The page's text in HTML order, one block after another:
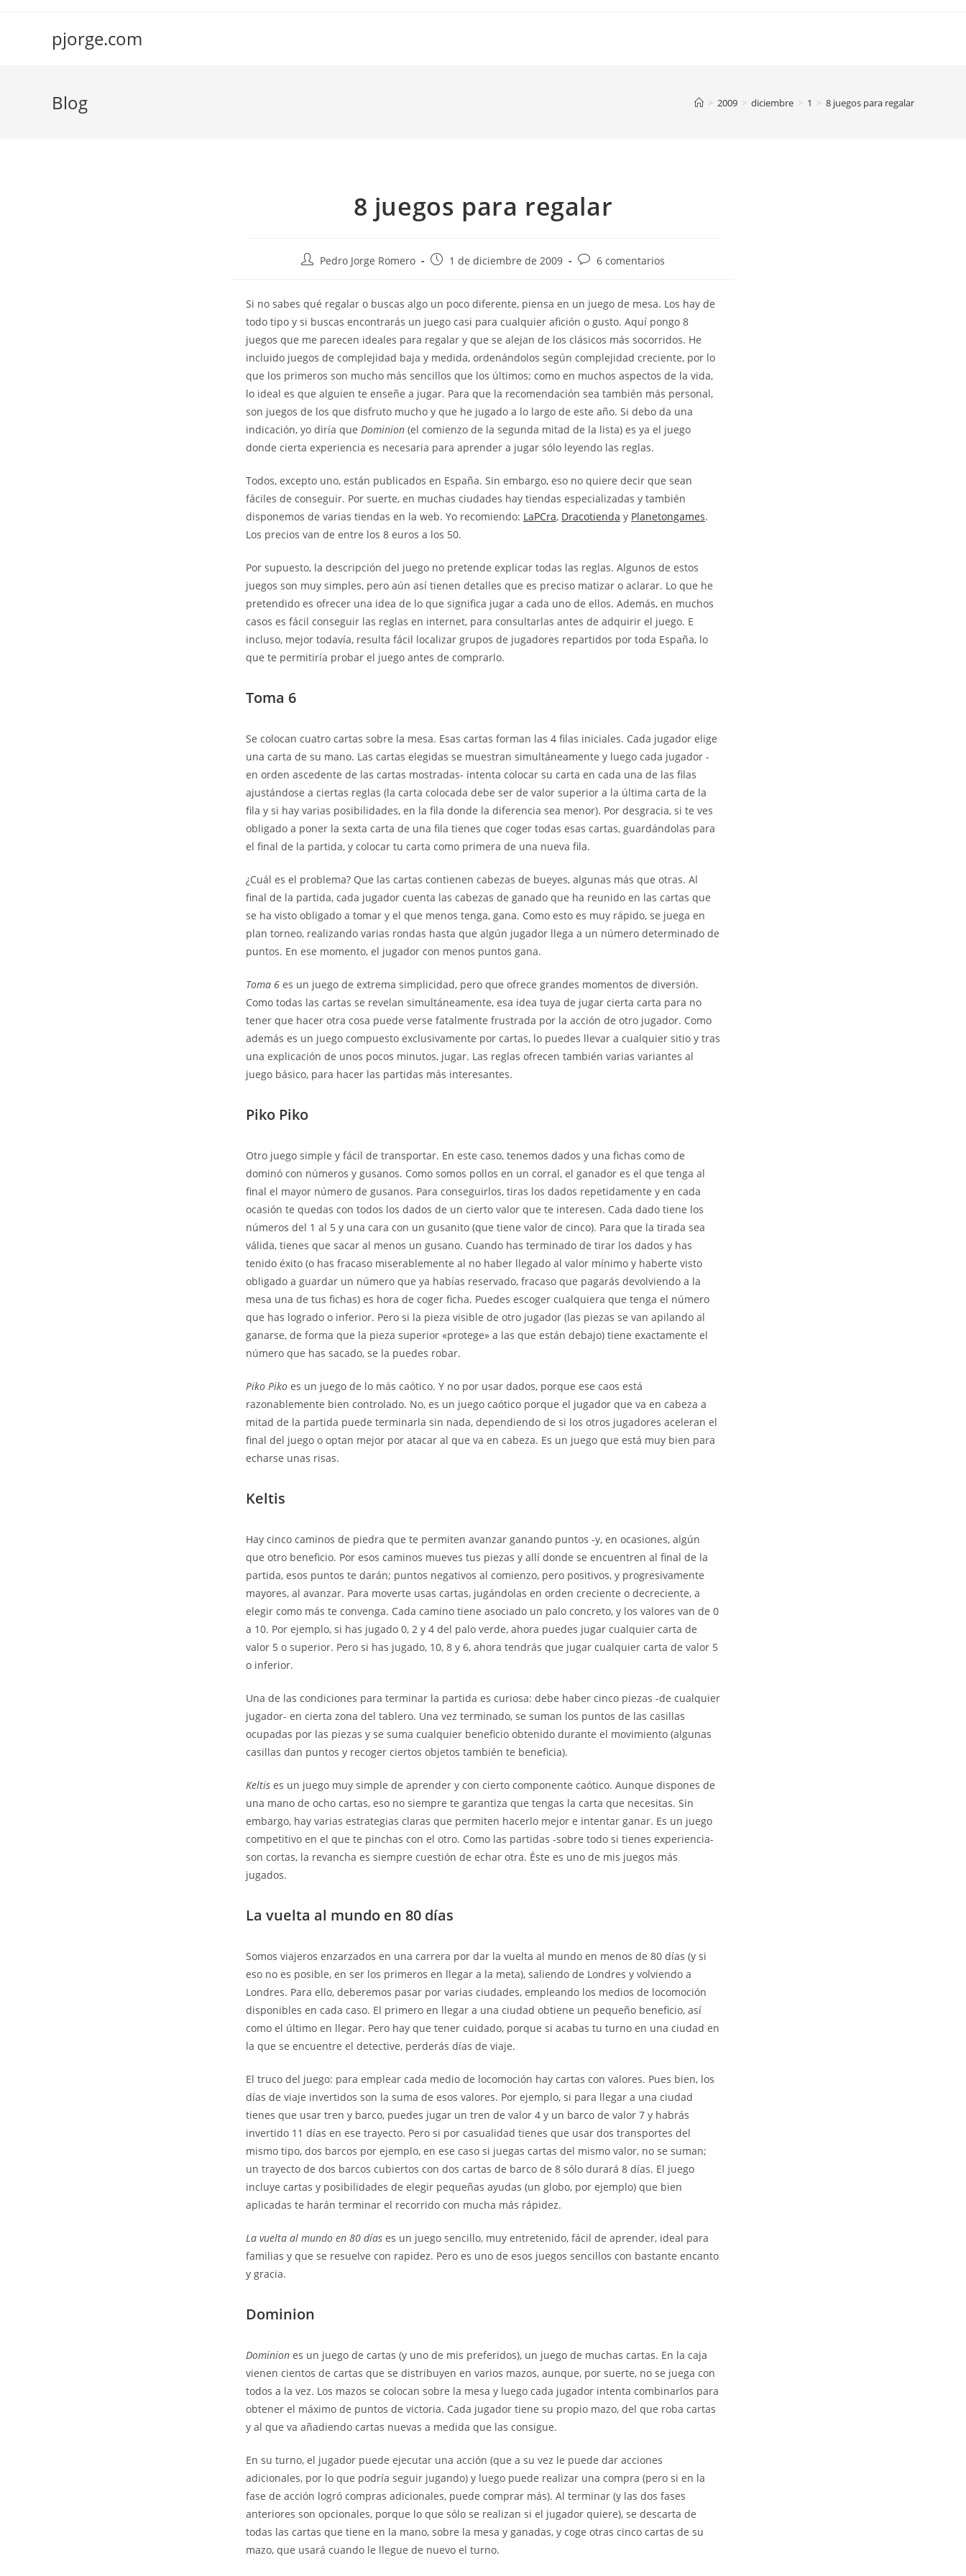
pjorge.com
Blog > 2009 > diciembre > 1 > 8 juegos para regalar
8 juegos para regalar
Autor
entrada:
Pedro Jorge Romero
Publicación
entrada:
1 de diciembre de 2009
Comentarios
entrada:
6 comentarios
Si no sabes qué regalar o buscas algo un poco diferente, piensa en un juego de mesa. Los hay de
todo tipo y si buscas encontrarás un juego casi para cualquier afición o gusto. Aquí pongo 8
juegos que me parecen ideales para regalar y que se alejan de los clásicos más socorridos. He
incluido juegos de complejidad baja y medida, ordenándolos según complejidad creciente, por lo
que los primeros son mucho más sencillos que los últimos; como en muchos aspectos de la vida,
lo ideal es que alguien te enseñe a jugar. Para que la recomendación sea también más personal,
son juegos de los que disfruto mucho y que he jugado a lo largo de este año. Si debo da una
indicación, yo diría que Dominion (el comienzo de la segunda mitad de la lista) es ya el juego
donde cierta experiencia es necesaria para aprender a jugar sólo leyendo las reglas.
Todos, excepto uno, están publicados en España. Sin embargo, eso no quiere decir que sean
fáciles de conseguir. Por suerte, en muchas ciudades hay tiendas especializadas y también
disponemos de varias tiendas en la web. Yo recomiendo: LaPCra, Dracotienda y Planetongames.
Los precios van de entre los 8 euros a los 50.
Por supuesto, la descripción del juego no pretende explicar todas las reglas. Algunos de estos
juegos son muy simples, pero aún así tienen detalles que es preciso matizar o aclarar. Lo que he
pretendido es ofrecer una idea de lo que significa jugar a cada uno de ellos. Además, en muchos
casos es fácil conseguir las reglas en internet, para consultarlas antes de adquirir el juego. E
incluso, mejor todavía, resulta fácil localizar grupos de jugadores repartidos por toda España, lo
que te permitiría probar el juego antes de comprarlo.
Toma 6
Se colocan cuatro cartas sobre la mesa. Esas cartas forman las 4 filas iniciales. Cada jugador elige
una carta de su mano. Las cartas elegidas se muestran simultáneamente y luego cada jugador -
en orden ascedente de las cartas mostradas- intenta colocar su carta en cada una de las filas
ajustándose a ciertas reglas (la carta colocada debe ser de valor superior a la última carta de la
fila y si hay varias posibilidades, en la fila donde la diferencia sea menor). Por desgracia, si te ves
obligado a poner la sexta carta de una fila tienes que coger todas esas cartas, guardándolas para
el final de la partida, y colocar tu carta como primera de una nueva fila.
¿Cuál es el problema? Que las cartas contienen cabezas de bueyes, algunas más que otras. Al
final de la partida, cada jugador cuenta las cabezas de ganado que ha reunido en las cartas que
se ha visto obligado a tomar y el que menos tenga, gana. Como esto es muy rápido, se juega en
plan torneo, realizando varias rondas hasta que algún jugador llega a un número determinado de
puntos. En ese momento, el jugador con menos puntos gana.
Toma 6 es un juego de extrema simplicidad, pero que ofrece grandes momentos de diversión.
Como todas las cartas se revelan simultáneamente, esa idea tuya de jugar cierta carta para no
tener que hacer otra cosa puede verse fatalmente frustrada por la acción de otro jugador. Como
además es un juego compuesto exclusivamente por cartas, lo puedes llevar a cualquier sitio y tras
una explicación de unos pocos minutos, jugar. Las reglas ofrecen también varias variantes al
juego básico, para hacer las partidas más interesantes.
Piko Piko
Otro juego simple y fácil de transportar. En este caso, tenemos dados y una fichas como de
dominó con números y gusanos. Como somos pollos en un corral, el ganador es el que tenga al
final el mayor número de gusanos. Para conseguirlos, tiras los dados repetidamente y en cada
ocasión te quedas con todos los dados de un cierto valor que te interesen. Cada dado tiene los
números del 1 al 5 y una cara con un gusanito (que tiene valor de cinco). Para que la tirada sea
válida, tienes que sacar al menos un gusano. Cuando has terminado de tirar los dados y has
tenido éxito (o has fracaso miserablemente al no haber llegado al valor mínimo y haberte visto
obligado a guardar un número que ya habías reservado, fracaso que pagarás devolviendo a la
mesa una de tus fichas) es hora de coger ficha. Puedes escoger cualquiera que tenga el número
que has logrado o inferior. Pero si la pieza visible de otro jugador (las piezas se van apilando al
ganarse, de forma que la pieza superior «protege» a las que están debajo) tiene exactamente el
número que has sacado, se la puedes robar.
Piko Piko es un juego de lo más caótico. Y no por usar dados, porque ese caos está
razonablemente bien controlado. No, es un juego caótico porque el jugador que va en cabeza a
mitad de la partida puede terminarla sin nada, dependiendo de si los otros jugadores aceleran el
final del juego o optan mejor por atacar al que va en cabeza. Es un juego que está muy bien para
echarse unas risas.
Keltis
Hay cinco caminos de piedra que te permiten avanzar ganando puntos -y, en ocasiones, algún
que otro beneficio. Por esos caminos mueves tus piezas y allí donde se encuentren al final de la
partida, esos puntos te darán; puntos negativos al comienzo, pero positivos, y progresivamente
mayores, al avanzar. Para moverte usas cartas, jugándolas en orden creciente o decreciente, a
elegir como más te convenga. Cada camino tiene asociado un palo concreto, y los valores van de 0
a 10. Por ejemplo, si has jugado 0, 2 y 4 del palo verde, ahora puedes jugar cualquier carta de
valor 5 o superior. Pero si has jugado, 10, 8 y 6, ahora tendrás que jugar cualquier carta de valor 5
o inferior.
Una de las condiciones para terminar la partida es curiosa: debe haber cinco piezas -de cualquier
jugador- en cierta zona del tablero. Una vez terminado, se suman los puntos de las casillas
ocupadas por las piezas y se suma cualquier beneficio obtenido durante el movimiento (algunas
casillas dan puntos y recoger ciertos objetos también te beneficia).
Keltis es un juego muy simple de aprender y con cierto componente caótico. Aunque dispones de
una mano de ocho cartas, eso no siempre te garantiza que tengas la carta que necesitas. Sin
embargo, hay varias estrategias claras que permiten hacerlo mejor e intentar ganar. Es un juego
competitivo en el que te pinchas con el otro. Como las partidas -sobre todo si tienes experiencia-
son cortas, la revancha es siempre cuestión de echar otra. Éste es uno de mis juegos más
jugados.
La vuelta al mundo en 80 días
Somos viajeros enzarzados en una carrera por dar la vuelta al mundo en menos de 80 días (y si
eso no es posible, en ser los primeros en llegar a la meta), saliendo de Londres y volviendo a
Londres. Para ello, deberemos pasar por varias ciudades, empleando los medios de locomoción
disponibles en cada caso. El primero en llegar a una ciudad obtiene un pequeño beneficio, así
como el último en llegar. Pero hay que tener cuidado, porque si acabas tu turno en una ciudad en
la que se encuentre el detective, perderás días de viaje.
El truco del juego: para emplear cada medio de locomoción hay cartas con valores. Pues bien, los
días de viaje invertidos son la suma de esos valores. Por ejemplo, si para llegar a una ciudad
tienes que usar tren y barco, puedes jugar un tren de valor 4 y un barco de valor 7 y habrás
invertido 11 días en ese trayecto. Pero si por casualidad tienes que usar dos transportes del
mismo tipo, dos barcos por ejemplo, en ese caso si juegas cartas del mismo valor, no se suman;
un trayecto de dos barcos cubiertos con dos cartas de barco de 8 sólo durará 8 días. El juego
incluye cartas y posibilidades de elegir pequeñas ayudas (un globo, por ejemplo) que bien
aplicadas te harán terminar el recorrido con mucha más rápidez.
La vuelta al mundo en 80 días es un juego sencillo, muy entretenido, fácil de aprender, ideal para
familias y que se resuelve con rapidez. Pero es uno de esos juegos sencillos con bastante encanto
y gracia.
Dominion
Dominion es un juego de cartas (y uno de mis preferidos), un juego de muchas cartas. En la caja
vienen cientos de cartas que se distribuyen en varios mazos, aunque, por suerte, no se juega con
todos a la vez. Los mazos se colocan sobre la mesa y luego cada jugador intenta combinarlos para
obtener el máximo de puntos de victoria. Cada jugador tiene su propio mazo, del que roba cartas
y al que va añadiendo cartas nuevas a medida que las consigue.
En su turno, el jugador puede ejecutar una acción (que a su vez le puede dar acciones
adicionales, por lo que podría seguir jugando) y luego puede realizar una compra (pero si en la
fase de acción logró compras adicionales, puede comprar más). Al terminar (y las dos fases
anteriores son opcionales, porque lo que sólo se realizan si el jugador quiere), se descarta de
todas las cartas que tiene en la mano, sobre la mesa y ganadas, y coge otras cinco cartas de su
mazo, que usará cuando le llegue de nuevo el turno.